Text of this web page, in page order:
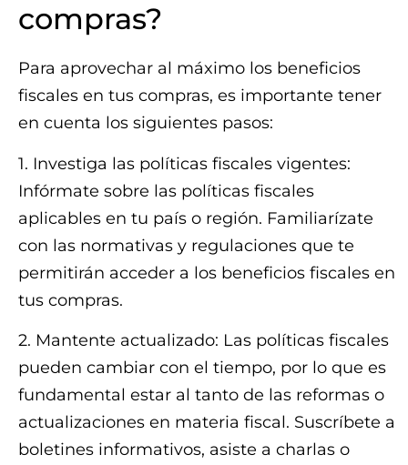
compras?
Para aprovechar al máximo los beneficios
fiscales en tus compras, es importante tener
en cuenta los siguientes pasos:
1. Investiga las políticas fiscales vigentes:
Infórmate sobre las políticas fiscales
aplicables en tu país o región. Familiarízate
con las normativas y regulaciones que te
permitirán acceder a los beneficios fiscales en
tus compras.
2. Mantente actualizado: Las políticas fiscales
pueden cambiar con el tiempo, por lo que es
fundamental estar al tanto de las reformas o
actualizaciones en materia fiscal. Suscríbete a
boletines informativos, asiste a charlas o